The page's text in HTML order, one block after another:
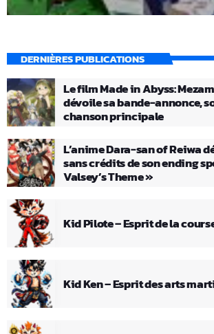
DERNIÈRES PUBLICATIONS
Le film Made in Abyss:
dévoile sa bande-annonce,
chanson principale
L’anime Dara-san of Reiwa
sans crédits de son ending
Valsey’s Theme »
Kid Pilote – Esprit de la
Kid Ken – Esprit des arts